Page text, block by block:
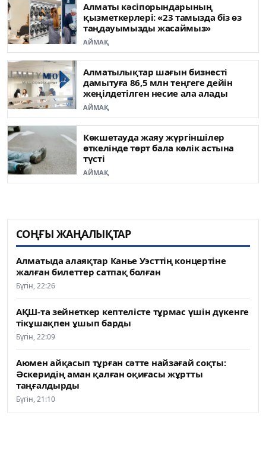
Алматы кәсіпорындарының
қызметкерлері: «23 тамызда біз өз
таңдауымызды жасаймыз»
АЙМАҚ
Алматылықтар шағын бизнесті
дамытуға 86,5 млн теңгеге дейін
жеңілдетілген несие ала алады
АЙМАҚ
Көкшетауда жаяу жүргіншілер
өткелінде төрт бала көлік астына
түсті
АЙМАҚ
СОҢҒЫ ЖАҢАЛЫҚТАР
Алматыда алаяқтар Канье Уэсттің концертіне
жалған билеттер сатпақ болған
Бүгін, 22:26
АҚШ-та зейнеткер кептелісте тұрмас үшін дүкенге
тікұшақпен ұшып барды
Бүгін, 22:09
Аюмен айқасып тұрған сәтте найзағай соқты:
Әскеридің аман қалған оқиғасы жұртты
таңғалдырды
Бүгін, 21:10